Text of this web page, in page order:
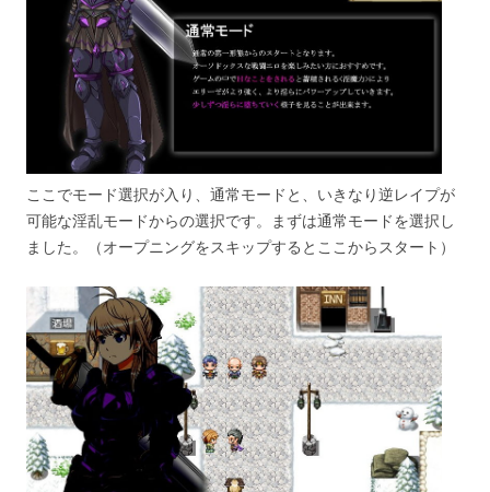
ここでモード選択が入り、通常モードと、いきなり逆レイプが
可能な淫乱モードからの選択です。まずは通常モードを選択し
ました。（オープニングをスキップするとここからスタート）